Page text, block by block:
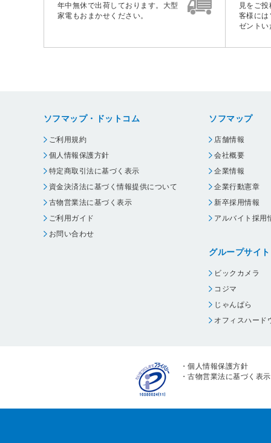
年中無休で出荷しております。大型
家電もおまかせください。
見をご
客様には
ゼントい
ソフマップ・ドットコム
ご利用規約
個人情報保護方針
特定商取引法に基づく表示
資金決済法に基づく情報提供について
古物営業法に基づく表示
ご利用ガイド
お問い合わせ
ソフマップ
店舗情報
会社概要
企業情報
企業行動憲章
新卒採用情報
アルバイト採用
グループサイト
ビックカメラ
コジマ
じゃんぱら
オフィスハード
・個人情報保護方針
・古物営業法に基づく表示